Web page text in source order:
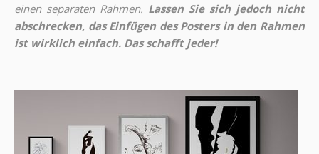
einen separaten Rahmen. Lassen Sie sich jedoch nicht
abschrecken, das Einfügen des Posters in den Rahmen
ist wirklich einfach. Das schafft jeder!